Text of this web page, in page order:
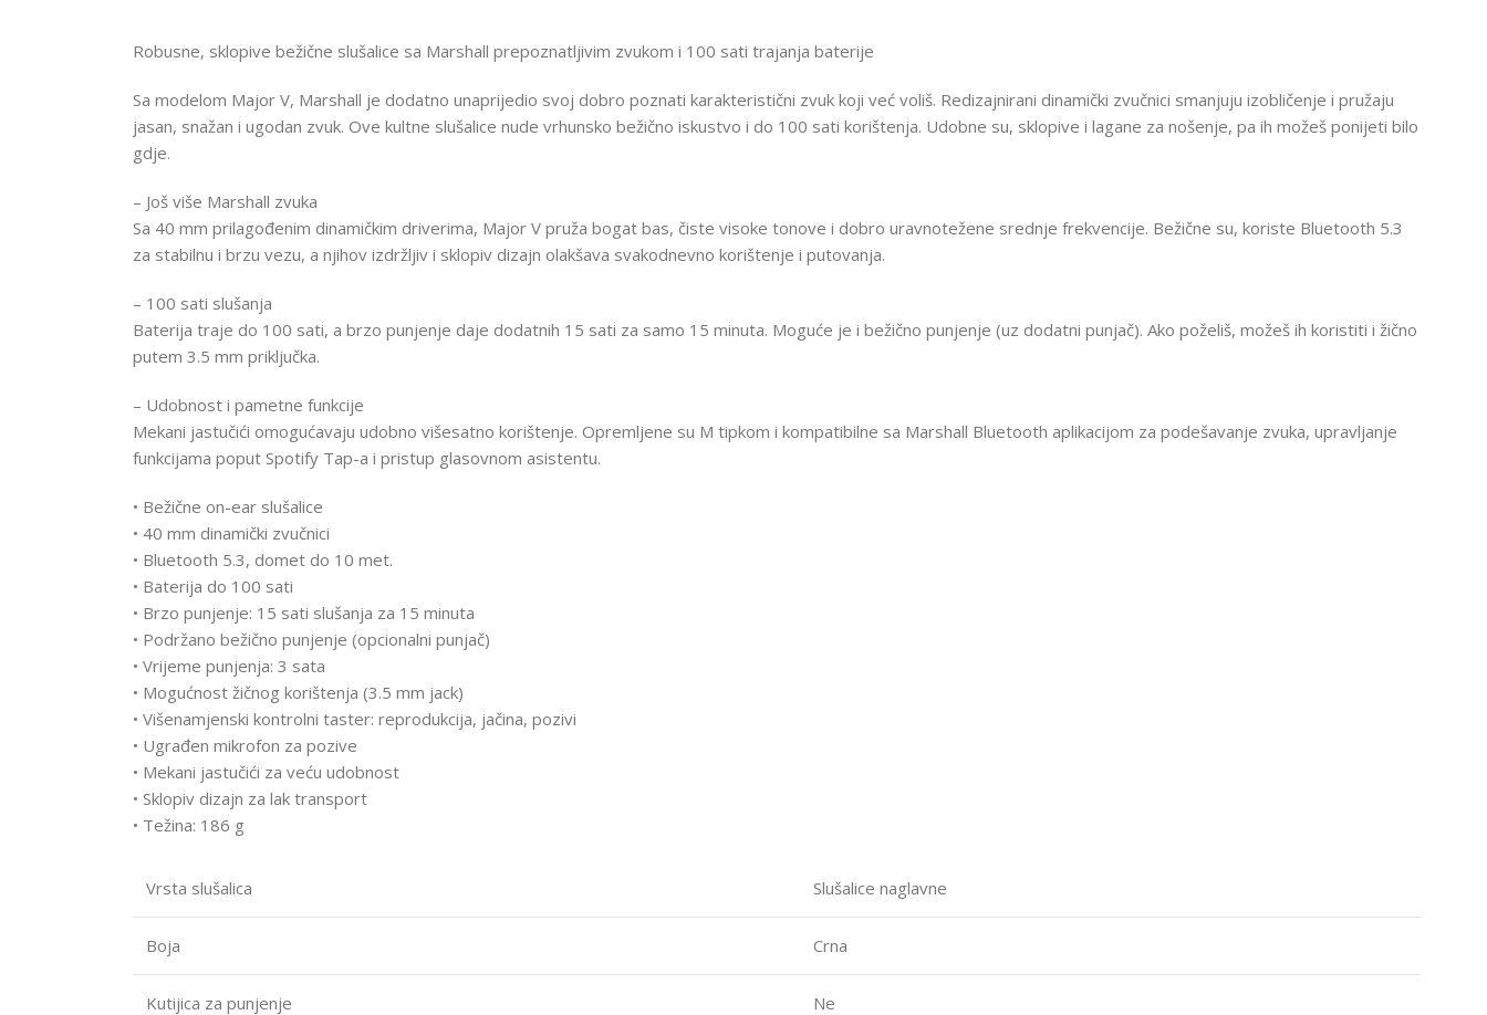
Robusne, sklopive bežične slušalice sa Marshall prepoznatljivim zvukom i 100 sati trajanja baterije
Sa modelom Major V, Marshall je dodatno unaprijedio svoj dobro poznati karakteristični zvuk koji već voliš. Redizajnirani dinamički zvučnici smanjuju izobličenje i pružaju
jasan, snažan i ugodan zvuk. Ove kultne slušalice nude vrhunsko bežično iskustvo i do 100 sati korištenja. Udobne su, sklopive i lagane za nošenje, pa ih možeš ponijeti bilo
gdje.
– Još više Marshall zvuka
Sa 40 mm prilagođenim dinamičkim driverima, Major V pruža bogat bas, čiste visoke tonove i dobro uravnotežene srednje frekvencije. Bežične su, koriste Bluetooth 5.3
za stabilnu i brzu vezu, a njihov izdržljiv i sklopiv dizajn olakšava svakodnevno korištenje i putovanja.
– 100 sati slušanja
Baterija traje do 100 sati, a brzo punjenje daje dodatnih 15 sati za samo 15 minuta. Moguće je i bežično punjenje (uz dodatni punjač). Ako poželiš, možeš ih koristiti i žično
putem 3.5 mm priključka.
– Udobnost i pametne funkcije
Mekani jastučići omogućavaju udobno višesatno korištenje. Opremljene su M tipkom i kompatibilne sa Marshall Bluetooth aplikacijom za podešavanje zvuka, upravljanje
funkcijama poput Spotify Tap-a i pristup glasovnom asistentu.
• Bežične on-ear slušalice
• 40 mm dinamički zvučnici
• Bluetooth 5.3, domet do 10 met.
• Baterija do 100 sati
• Brzo punjenje: 15 sati slušanja za 15 minuta
• Podržano bežično punjenje (opcionalni punjač)
• Vrijeme punjenja: 3 sata
• Mogućnost žičnog korištenja (3.5 mm jack)
• Višenamjenski kontrolni taster: reprodukcija, jačina, pozivi
• Ugrađen mikrofon za pozive
• Mekani jastučići za veću udobnost
• Sklopiv dizajn za lak transport
• Težina: 186 g
Vrsta slušalica Slušalice naglavne
Boja Crna
Kutijica za punjenje Ne